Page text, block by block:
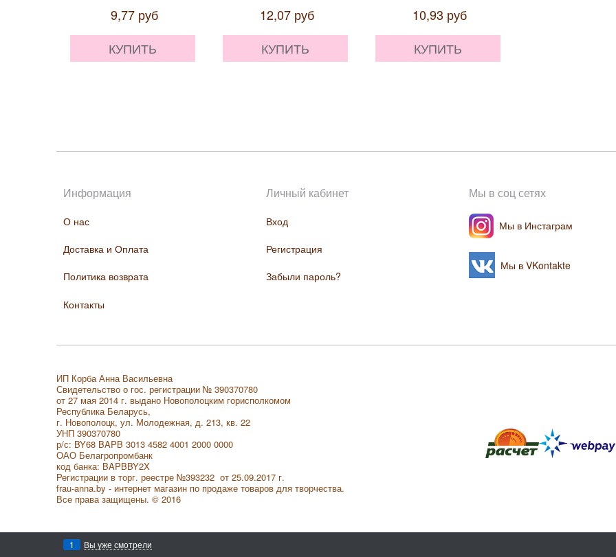
9,77 руб
КУПИТЬ
12,07 руб
КУПИТЬ
10,93 руб
КУПИТЬ
Информация
О нас
Доставка и Оплата
Политика возврата
Контакты
Личный кабинет
Вход
Регистрация
Забыли пароль?
Мы в соц сетях
Мы в Инстаграм
Мы в VKontakte
ИП Корба Анна Васильевна
Свидетельство о гос. регистрации № 390370780
от 27 мая 2014 г. выдано Новополоцким горисполкомом
Республика Беларусь,
г. Новополоцк, ул. Молодежная, д. 213, кв. 22
УНП 390370780
р/с: BY68 BAPB 3013 4582 4001 2000 0000
ОАО Белагропромбанк
код банка: BAPBBY2X
Регистрации в торг. реестре №393232 от 25.09.2017 г.
frau-anna.by - интернет магазин по продаже товаров для творчества.
Все права защищены. © 2016
1 Вы уже смотрели